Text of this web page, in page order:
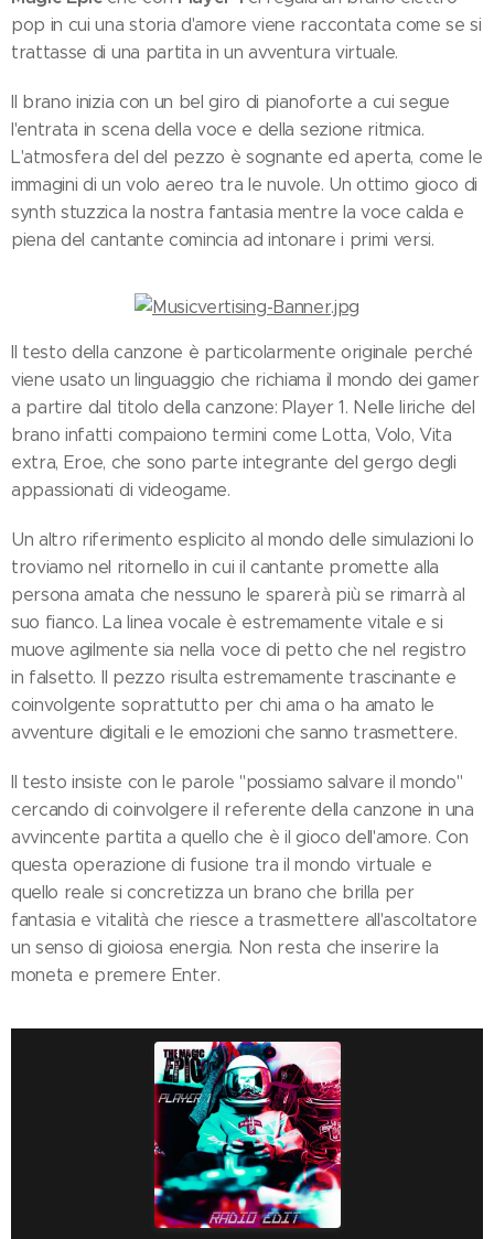
pop in cui una storia d'amore viene raccontata come se si
trattasse di una partita in un avventura virtuale.
Il brano inizia con un bel giro di pianoforte a cui segue
l'entrata in scena della voce e della sezione ritmica.
L'atmosfera del del pezzo è sognante ed aperta, come le
immagini di un volo aereo tra le nuvole. Un ottimo gioco di
synth stuzzica la nostra fantasia mentre la voce calda e
piena del cantante comincia ad intonare i primi versi.
Il testo della canzone è particolarmente originale perché
viene usato un linguaggio che richiama il mondo dei gamer
a partire dal titolo della canzone: Player 1. Nelle liriche del
brano infatti compaiono termini come Lotta, Volo, Vita
extra, Eroe, che sono parte integrante del gergo degli
appassionati di videogame.
Un altro riferimento esplicito al mondo delle simulazioni lo
troviamo nel ritornello in cui il cantante promette alla
persona amata che nessuno le sparerà più se rimarrà al
suo fianco. La linea vocale è estremamente vitale e si
muove agilmente sia nella voce di petto che nel registro
in falsetto. Il pezzo risulta estremamente trascinante e
coinvolgente soprattutto per chi ama o ha amato le
avventure digitali e le emozioni che sanno trasmettere.
Il testo insiste con le parole "possiamo salvare il mondo"
cercando di coinvolgere il referente della canzone in una
avvincente partita a quello che è il gioco dell'amore. Con
questa operazione di fusione tra il mondo virtuale e
quello reale si concretizza un brano che brilla per
fantasia e vitalità che riesce a trasmettere all'ascoltatore
un senso di gioiosa energia. Non resta che inserire la
moneta e premere Enter.